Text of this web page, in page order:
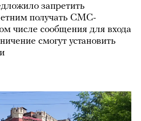
запретить
получать СМС-
числе сообщения для входа
смогут установить